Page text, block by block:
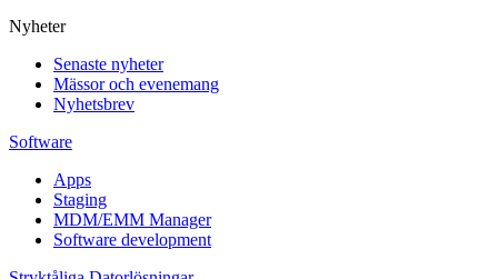
Nyheter
Senaste nyheter
Mässor och evenemang
Nyhetsbrev
Software
Apps
Staging
MDM/EMM Manager
Software development